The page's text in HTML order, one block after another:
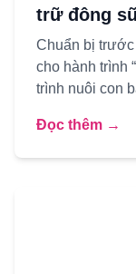
trữ đông
Chuẩn bị
cho hành trình
trình nuôi con
Đọc thêm →